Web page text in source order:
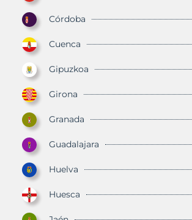
Córdoba
Cuenca
Gipuzkoa
Girona
Granada
Guadalajara
Huelva
Huesca